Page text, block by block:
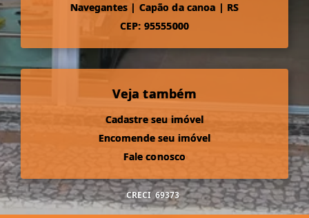
Navegantes | Capão da canoa | RS
CEP: 95555000
Veja também
Cadastre seu imóvel
Encomende seu imóvel
Fale conosco
CRECI 69373